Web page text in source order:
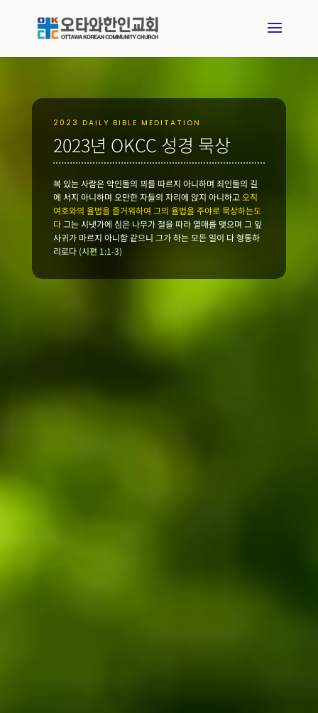
2023 DAILY BIBLE MEDITATION
2023년 OKCC 성경 묵상
복 있는 사람은 악인들의 꾀를 따르지 아니하며 죄인들의 길
에 서지 아니하며 오만한 자들의 자리에 앉지 아니하고오직
여호와의 율법을 즐거워하여 그의 율법을 주야로 묵상하는도
다그는 시냇가에 심은 나무가 철을 따라 열매를 맺으며 그 잎
사귀가 마르지 아니함 같으니 그가 하는 모든 일이 다 형통하
리로다 (시편 1:1-3)